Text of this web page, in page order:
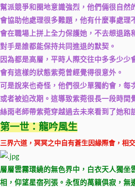
幫派競爭和圈地意識強烈，他們倆很自然
會協助他處理很多難題，他有什麼事處理
會在職場上拼上全力保護她，不去想退路
對手是誰都能保持共同進退的默契。
因為都是高層，平時人際交往中多多少少
會有這樣的狀態紫菀曾經覺得很意外。
可是說來也奇怪，他們很少單獨約會，每
或者被迫改期。這導致紫菀很長一段時間
絲雨老師帶紫菀穿越過去未來看到了她和
第一世：龍吟風生
三界六道，冥冥之中自有蒼生因緣際會，相
層層雲霧環繞的無色界中，白衣天人獨坐
相，仰望星宿列張。永恆的萬籟俱寂，無